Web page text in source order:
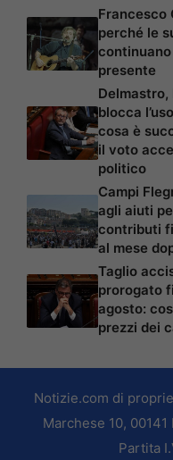
Francesco
perché le
presente
Delmastro,
blocca
cosa è
il voto
politico
Campi
agli aiuti
contributi
al mese
Taglio
prorogato
agosto:
prezzi dei
Notizie.com di
Marchese 10,
Partita